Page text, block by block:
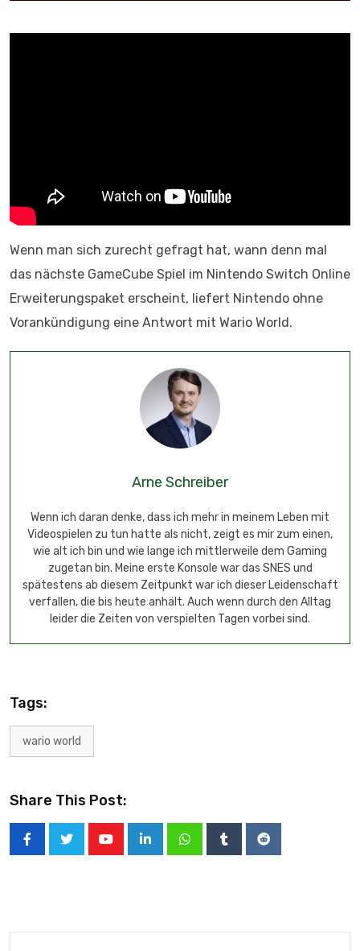
Wenn man sich zurecht gefragt hat, wann denn mal
das nächste GameCube Spiel im Nintendo Switch Online
Erweiterungspaket erscheint, liefert Nintendo ohne
Vorankündigung eine Antwort mit Wario World.
Arne Schreiber
Wenn ich daran denke, dass ich mehr in meinem Leben mit
Videospielen zu tun hatte als nicht, zeigt es mir zum einen,
wie alt ich bin und wie lange ich mittlerweile dem Gaming
zugetan bin. Meine erste Konsole war das SNES und
spätestens ab diesem Zeitpunkt war ich dieser Leidenschaft
verfallen, die bis heute anhält. Auch wenn durch den Alltag
leider die Zeiten von verspielten Tagen vorbei sind.
Tags:
wario world
Share This Post: